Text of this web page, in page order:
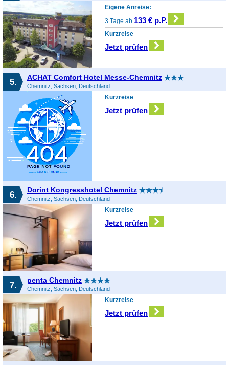
Eigene Anreise:
3 Tage ab 133 € p.P.
Kurzreise
Jetzt prüfen
5. ACHAT Comfort Hotel Messe-Chemnitz
Chemnitz, Sachsen, Deutschland
Kurzreise
Jetzt prüfen
6. Dorint Kongresshotel Chemnitz
Chemnitz, Sachsen, Deutschland
Kurzreise
Jetzt prüfen
7. penta Chemnitz
Chemnitz, Sachsen, Deutschland
Kurzreise
Jetzt prüfen